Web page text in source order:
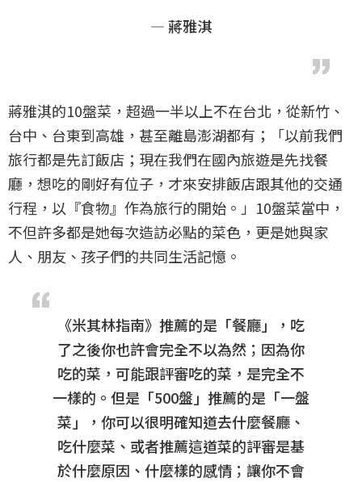
— 蔣雅淇
蔣雅淇的10盤菜，超過一半以上不在台北，從新竹、
台中、台東到高雄，甚至離島澎湖都有；「以前我們
旅行都是先訂飯店；現在我們在國內旅遊是先找餐
廳，想吃的剛好有位子，才來安排飯店跟其他的交通
行程，以『食物』作為旅行的開始。」10盤菜當中，
不但許多都是她每次造訪必點的菜色，更是她與家
人、朋友、孩子們的共同生活記憶。
《米其林指南》推薦的是「餐廳」，吃
了之後你也許會完全不以為然；因為你
吃的菜，可能跟評審吃的菜，是完全不
一樣的。但是「500盤」推薦的是「一盤
菜」，你可以很明確知道去什麼餐廳、
吃什麼菜、或者推薦這道菜的評審是基
於什麼原因、什麼樣的感情；讓你不會